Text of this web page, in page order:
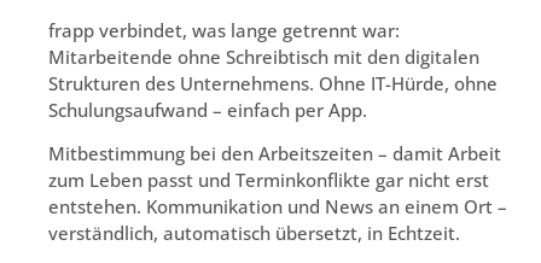
frapp verbindet, was lange getrennt war:
Mitarbeitende ohne Schreibtisch mit den digitalen
Strukturen des Unternehmens. Ohne IT-Hürde, ohne
Schulungsaufwand – einfach per App.
Mitbestimmung bei den Arbeitszeiten – damit Arbeit
zum Leben passt und Terminkonflikte gar nicht erst
entstehen. Kommunikation und News an einem Ort –
verständlich, automatisch übersetzt, in Echtzeit.